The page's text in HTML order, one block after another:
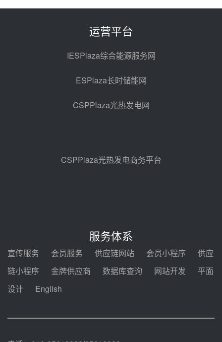
100MW光工程性能试验采购
光热示范电站二列蒸汽发生器设备
亚核阀业中标天山北麓100MW光
热发电工程EPC总承包项目熔盐截
止阀、熔盐三偏心蝶阀采购
08-05 17:15
包项目熔盐介质超声波流量计采购
08-05 17:09
电机组灵活性改造项目三元液态盐
采购合同
迪尔化工预中标华能西安热工院
2026-2029年熔盐介质框架协议
100MW光热项目机组调试及性能
运营平台
IESPlaza综合能源服务网
ESPlaza长时储能网
CSPPlaza光热发电网
CSPPlaza光热发电商务平台
服务体系
宣传服务 会员服务 供应链网站 会员小程序
供应
链小程序
金牌供应商 数据库查询 网站开发
平面
设计
English